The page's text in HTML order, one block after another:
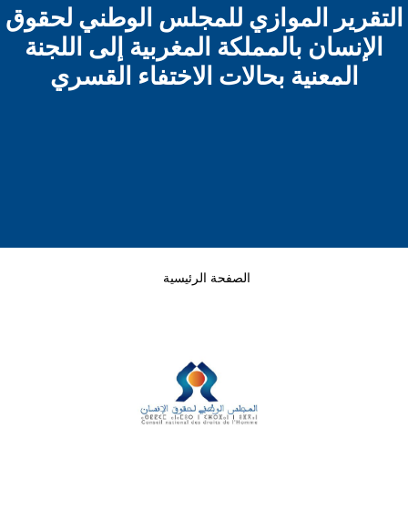
التقرير الموازي للمجلس الوطني لحقوق
الإنسان بالمملكة المغربية إلى اللجنة
المعنية بحالات الاختفاء القسري
الصفحة الرئيسية